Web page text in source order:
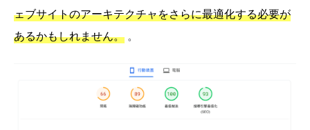
ェブサイトのアーキテクチャをさらに最適化する必要が
あるかもしれません。 。